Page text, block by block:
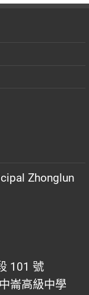
Zhonglun
101 號
崙高級中學